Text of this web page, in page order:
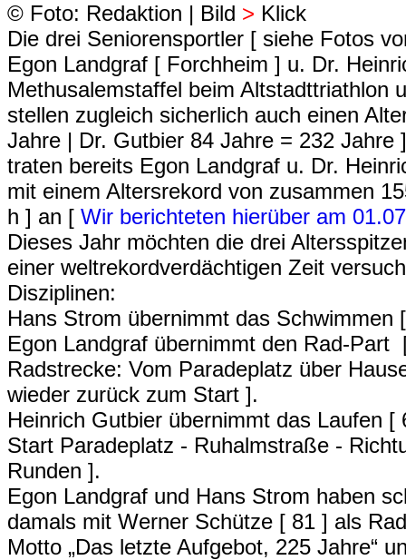
© Foto: Redaktion | Bild > Klick
Die drei Seniorensportler [ siehe Fotos
Egon Landgraf [ Forchheim ] u. Dr.
Methusalemstaffel beim Altstadttriathlon
stellen zugleich sicherlich auch einen
Jahre | Dr. Gutbier 84 Jahre = 232
traten bereits Egon Landgraf u. Dr.
mit einem Altersrekord von zusammen
h ] an [ Wir berichteten hierüber am
Dieses Jahr möchten die drei
einer weltrekordverdächtigen Zeit
Disziplinen:
Hans Strom übernimmt das
Egon Landgraf übernimmt den Rad-
Radstrecke: Vom Paradeplatz über
wieder zurück zum Start ].
Heinrich Gutbier übernimmt das Laufen
Start Paradeplatz - Ruhalmstraße -
Runden ].
Egon Landgraf und Hans Strom haben
damals mit Werner Schütze [ 81 ] als
Motto „Das letzte Aufgebot, 225 Jahre“